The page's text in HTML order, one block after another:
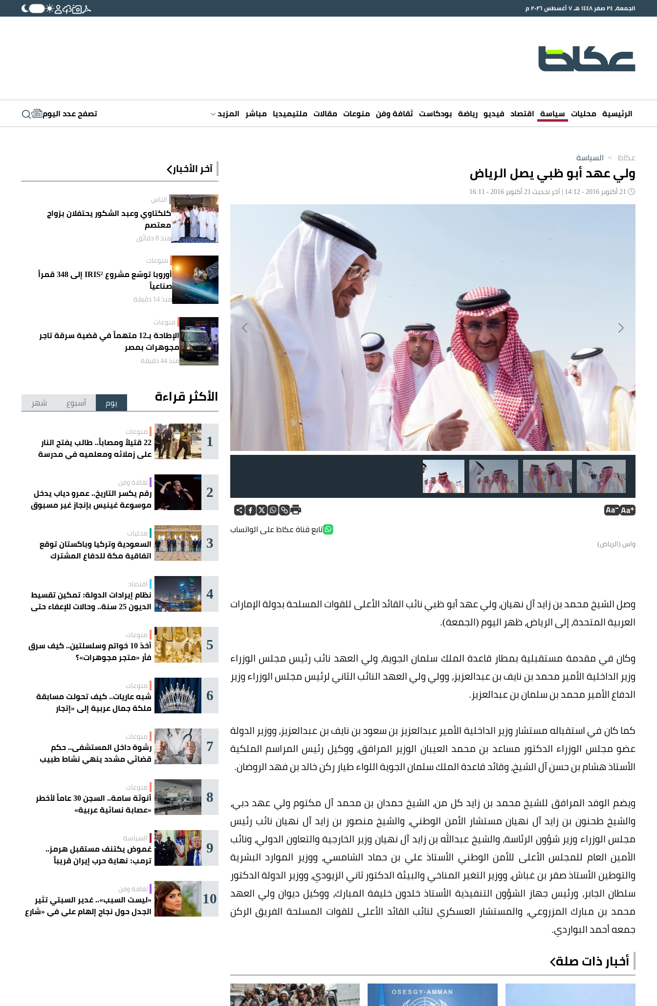
الجمعة، ٢٤ صفر ١٤٤٨ هـ ٧ أغسطس ٢٠٢٦ م
الرئيسية محليات سياسة اقتصاد فيديو رياضة بودكاست ثقافة وفن منوعات مقالات ملتيميديا مباشر المزيد تصفح عدد اليوم
عكاظ > السياسة
ولي عهد أبو ظبي يصل الرياض
1590013354 Fri30 1117 210707-1477050601
تابع قناة عكاظ على الواتساب
واس (الرياض)
وصل الشيخ محمد بن زايد آل نهيان، ولي عهد أبو ظبي نائب القائد الأعلى للقوات المسلحة بدولة الإمارات
العربية المتحدة، إلى الرياض، ظهر اليوم (الجمعة).
وكان في مقدمة مستقبلية بمطار قاعدة الملك سلمان الجوية، ولي العهد نائب رئيس مجلس الوزراء
وزير الداخلية الأمير محمد بن نايف بن عبدالعزيز، وولي ولي العهد النائب الثاني لرئيس مجلس الوزراء وزير
الدفاع الأمير محمد بن سلمان بن عبدالعزيز.
كما كان في استقباله مستشار وزير الداخلية الأمير عبدالعزيز بن سعود بن نايف بن عبدالعزيز، ووزير الدولة
عضو مجلس الوزراء الدكتور مساعد بن محمد العيبان الوزير المرافق، ووكيل رئيس المراسم الملكية
الأستاذ هشام بن حسن آل الشيخ، وقائد قاعدة الملك سلمان الجوية اللواء طيار ركن خالد بن فهد الروضان.
ويضم الوفد المرافق للشيخ محمد بن زايد كل من، الشيخ حمدان بن محمد آل مكتوم ولي عهد دبي،
والشيخ طحنون بن زايد آل نهيان مستشار الأمن الوطني، والشيخ منصور بن زايد آل نهيان نائب رئيس
مجلس الوزراء وزير شؤون الرئاسة، والشيخ عبدالله بن زايد آل نهيان وزير الخارجية والتعاون الدولي، ونائب
الأمين العام للمجلس الأعلى للأمن الوطني الأستاذ علي بن حماد الشامسي، ووزير الموارد البشرية
والتوطين الأستاذ صقر بن غباش، ووزير التغير المناخي والبيئة الدكتور ثاني الزيودي، ووزير الدولة الدكتور
سلطان الجابر، ورئيس جهاز الشؤون التنفيذية الأستاذ خلدون خليفة المبارك، ووكيل ديوان ولي العهد
محمد بن مبارك المزروعي، والمستشار العسكري لنائب القائد الأعلى للقوات المسلحة الفريق الركن
جمعه أحمد البواردي.
أخبار ذات صلة
آخر الأخبار
الناس
كلكتاوي وعبد الشكور يحتفلان بزواج
معتصم
منذ 8 دقائق
منوعات
أوروبا توسّع مشروع IRIS² إلى 348 قمراً
صناعياً
منذ 14 دقيقة
منوعات
الإطاحة بـ12 متهماً في قضية سرقة تاجر
مجوهرات بمصر
منذ 44 دقيقة
الأكثر قراءة يوم أسبوع شهر
1 منوعات
22 قتيلاً ومصاباً.. طالب يفتح النار
على زملائه ومعلميه في مدرسة
2 ثقافة وفن
رقم يكسر التاريخ.. عمرو دياب يدخل
موسوعة غينيس بإنجاز غير مسبوق
3 محليات
السعودية وتركيا وباكستان توقع
اتفاقية مكة للدفاع المشترك
4 اقتصاد
نظام إيرادات الدولة: تمكين تقسيط
الديون 25 سنة.. وحالات للإعفاء حتى
5 منوعات
أخذ 10 خواتم وسلسلتين.. كيف سرق
فأر «متجر مجوهرات»؟
6 منوعات
شبه عاريات.. كيف تحولت مسابقة
ملكة جمال عربية إلى «إتجار
7 منوعات
رشوة داخل المستشفى.. حكم
قضائي مشدد ينهي نشاط طبيب
8 منوعات
أنوثة سامة.. السجن 30 عاماً لأخطر
«عصابة نسائية عربية»
9 السياسة
غموض يكتنف مستقبل هرمز..
ترمب: نهاية حرب إيران قريباً
10 ثقافة وفن
«ليست السبب».. غدير السبتي تثير
الجدل حول نجاح إلهام علي في «شارع